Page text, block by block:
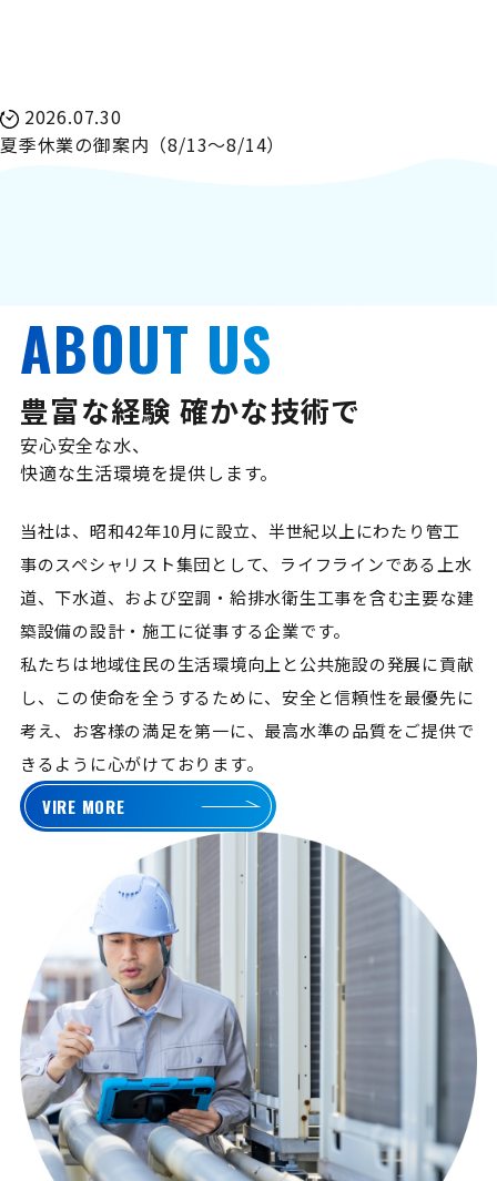
2026.07.30
夏季休業の御案内（8/13～8/14）
ABOUT US
豊富な経験 確かな技術で
安心安全な水、
快適な生活環境を提供します。
当社は、昭和42年10月に設立、半世紀以上にわたり管工
事のスペシャリスト集団として、ライフラインである上水
道、下水道、および空調・給排水衛生工事を含む主要な建
築設備の設計・施工に従事する企業です。
私たちは地域住民の生活環境向上と公共施設の発展に貢献
し、この使命を全うするために、安全と信頼性を最優先に
考え、お客様の満足を第一に、最高水準の品質をご提供で
きるように心がけております。
VIRE MORE